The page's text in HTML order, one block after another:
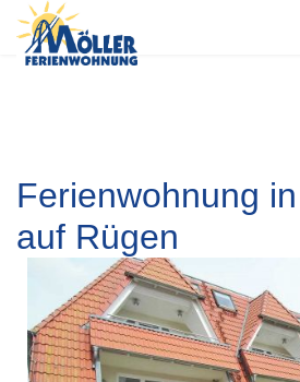
Ferienwohnung
auf Rügen